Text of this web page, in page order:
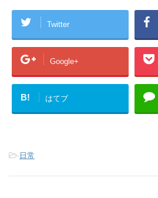
Twitter
Google+
B! はてブ
- 日常